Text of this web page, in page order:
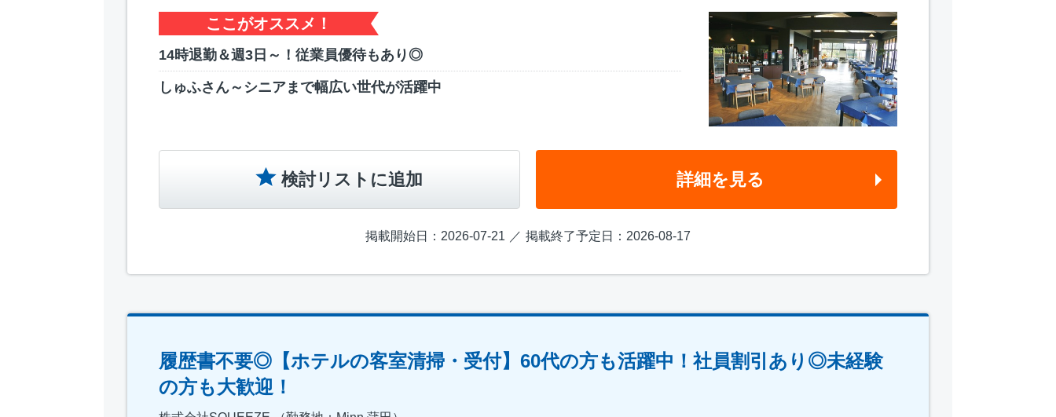
ここがオススメ！
14時退勤＆週3日～！従業員優待もあり◎
しゅふさん～シニアまで幅広い世代が活躍中
検討リストに追加 詳細を見る
掲載開始日：2026-07-21 掲載終了予定日：2026-08-17
履歴書不要◎【ホテルの客室清掃・受付】60代の方も活躍中！社員割引あり◎未経験
の方も大歓迎！